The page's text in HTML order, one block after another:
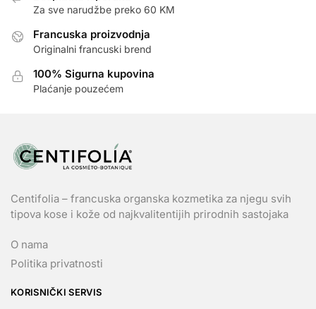
Za sve narudžbe preko 60 KM
Francuska proizvodnja
Originalni francuski brend
100% Sigurna kupovina
Plaćanje pouzećem
Centifolia – francuska organska kozmetika za njegu svih
tipova kose i kože od najkvalitentijih prirodnih sastojaka
O nama
Politika privatnosti
KORISNIČKI SERVIS